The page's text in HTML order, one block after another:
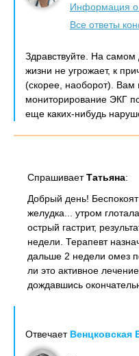
Информация о
Все ответы
Здравствуйте. На самом
жизни не угрожает, к
(скорее, наоборот). Вам
мониторирование ЭКГ
еще каких-нибудь
СпрашиваетТатьяна:
Добрый день!
желудка... утром
острый гастрит,
недели. Терапевт
дальше 2 недели омез
ли это активное
дождавшись
Отвечает Венцковская